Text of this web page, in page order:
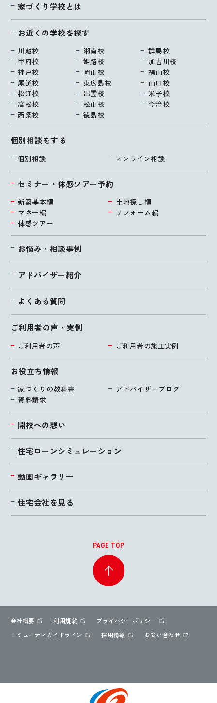
家づくり学校とは
お悩み・相談事例
アドバイザー紹介
よくある質問
ご利用者の声・実例
ご利用者の声 ご利用者の施工実例
個別相談をする
個別相談 オンライン相談
セミナー・体感ツアー予約
新築基本編
土地探し編
マネー編
リフォーム編
体感ツアー
お近くの学校を探す
川越校 湘南校
群馬校
甲府校
姫路校
加古川校
神戸校
岡山校
福山校
尾道校
東広島校
山口校
松江校
出雲校
米子校
高松校
松山校
今治校
西条校
徳島校
お役立ち情報
家づくりの教科書
アドバイザーブログ
資料請求
開校への想い
住宅ローンシミュレーション
動画ギャラリー
住宅会社を見る
PAGE TOP
会社概要 利用規約
プライバシーポリシー
コミュニティガイドライン
採用情報 お問い合わせ